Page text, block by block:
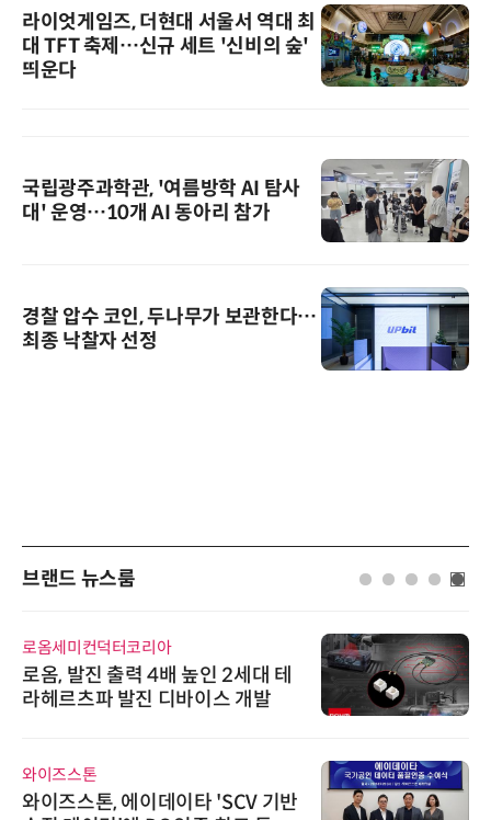
라이엇게임즈, 더현대 서울서 역대 최
대 TFT 축제…신규 세트 '신비의 숲'
띄운다
국립광주과학관, '여름방학 AI 탐사
대' 운영…10개 AI 동아리 참가
경찰 압수 코인, 두나무가 보관한다…
최종 낙찰자 선정
브랜드 뉴스룸
로옴세미컨덕터코리아
로옴, 발진 출력 4배 높인 2세대 테
라헤르츠파 발진 디바이스 개발
와이즈스톤
와이즈스톤, 에이데이타 'SCV 기반